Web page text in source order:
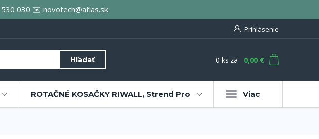
030 ✉️ novotech@atlas.sk
Prihlásenie
Hľadať 0 ks za 0,00 €
ROTAČNÉ KOSAČKY RIWALL, Strend Pro Viac